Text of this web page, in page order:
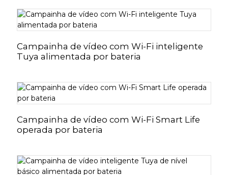
Campainha de vídeo com Wi-Fi inteligente
Tuya alimentada por bateria
Campainha de vídeo com Wi-Fi Smart Life
operada por bateria